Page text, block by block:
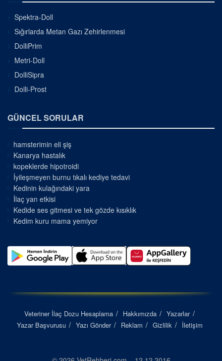
Spektra-Doll
Sığırlarda Metan Gazı Zehirlenmesi
DolliPrim
Metri-Doll
DolliSipra
Dolli-Prost
GÜNCEL SORULAR
hamsterimin eli şiş
Kanarya hastalık
kopeklerde hipotroidi
İyileşmeyen burnu tıkalı kediye tedavi
Kedinin kulağındaki yara
İlaç yan etkisi
Kedide ses gitmesi ve tek gözde kısıklık
Kedim kuru mama yemiyor
Veteriner İlaç Dozu Hesaplama Hakkımızda
Yazarlar
Yazar Başvurusu
Yazı Gönder Reklam Gizlilik İletişim